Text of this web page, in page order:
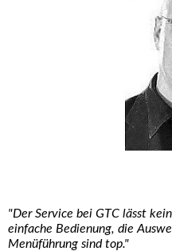
"Der Service bei GTC lässt
einfache Bedienung, die
Menüführung sind top."